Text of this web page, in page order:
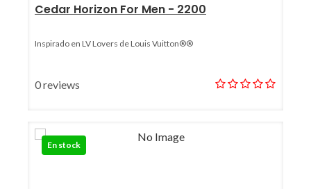
Cedar Horizon For Men - 2200
Inspirado en LV Lovers de Louis Vuitton®®
0 reviews
En stock